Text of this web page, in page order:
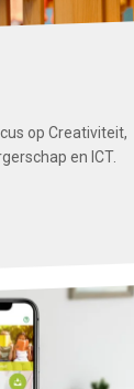
op Creativiteit,
en ICT.